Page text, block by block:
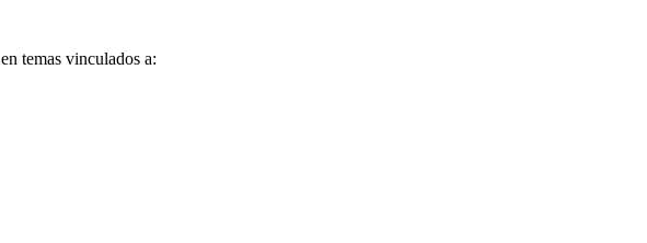
temas vinculados a: